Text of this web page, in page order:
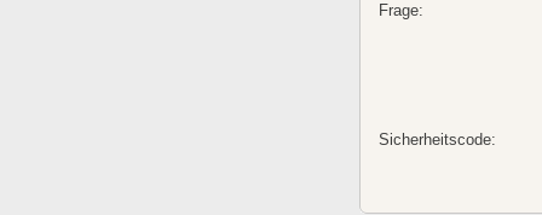
Frage:
Sicherheitscode: